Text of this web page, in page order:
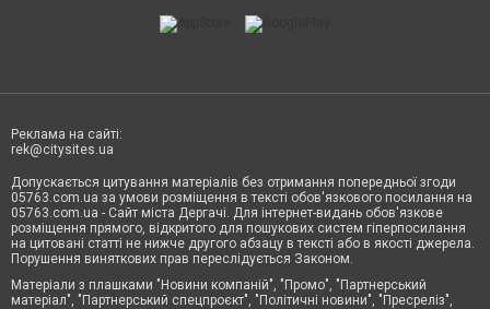
Реклама на сайті:
rek@citysites.ua
Допускається цитування матеріалів без отримання попередньої згоди
05763.com.ua за умови розміщення в тексті обов'язкового посилання на
05763.com.ua - Сайт міста Дергачі. Для інтернет-видань обов'язкове
розміщення прямого, відкритого для пошукових систем гіперпосилання
на цитовані статті не нижче другого абзацу в тексті або в якості джерела.
Порушення виняткових прав переслідується Законом.
Матеріали з плашками "Новини компаній", "Промо", "Партнерський
матеріал", "Партнерський спецпроєкт", "Політичні новини", "Пресреліз",